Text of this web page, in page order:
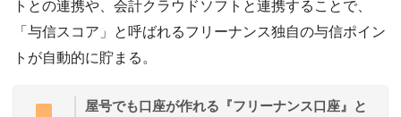
屋号でも口座が作れる『フリーナンス口座』と